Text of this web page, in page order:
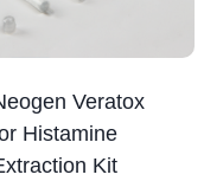
Veratox
Histamine
Kit